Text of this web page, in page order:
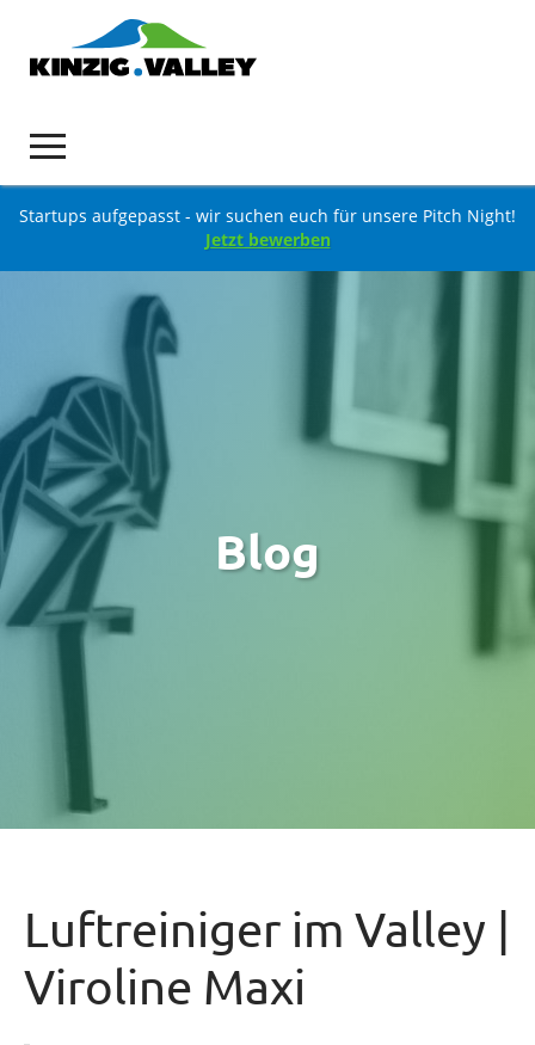
Startups aufgepasst - wir suchen euch für unsere Pitch Night!
Jetzt bewerben
Blog
Luftreiniger im Valley |
Viroline Maxi